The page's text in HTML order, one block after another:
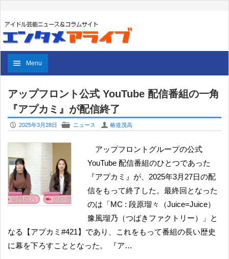
Menu
アップフロント公式 YouTube 配信番組の一角
『アプカミ』が配信終了
P 2025年3月28日 F ニュース U 椿道茂高
アップフロントグループの公式
YouTube 配信番組のひとつであった
『アプカミ』が、2025年3月27日の配
信をもって終了した。最終回となった
のは「MC : 段原瑠々（Juice=Juice）
豫風瑠乃（つばきファクトリー）」と
なる【アプカミ#421】であり、これをもって番組の長い歴史
に幕を下ろすこととなった。 『ア…